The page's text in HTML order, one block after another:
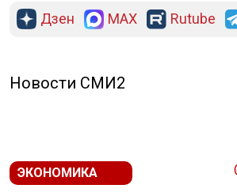
Дзен MAX Rutube
Новости СМИ2
ЭКОНОМИКА